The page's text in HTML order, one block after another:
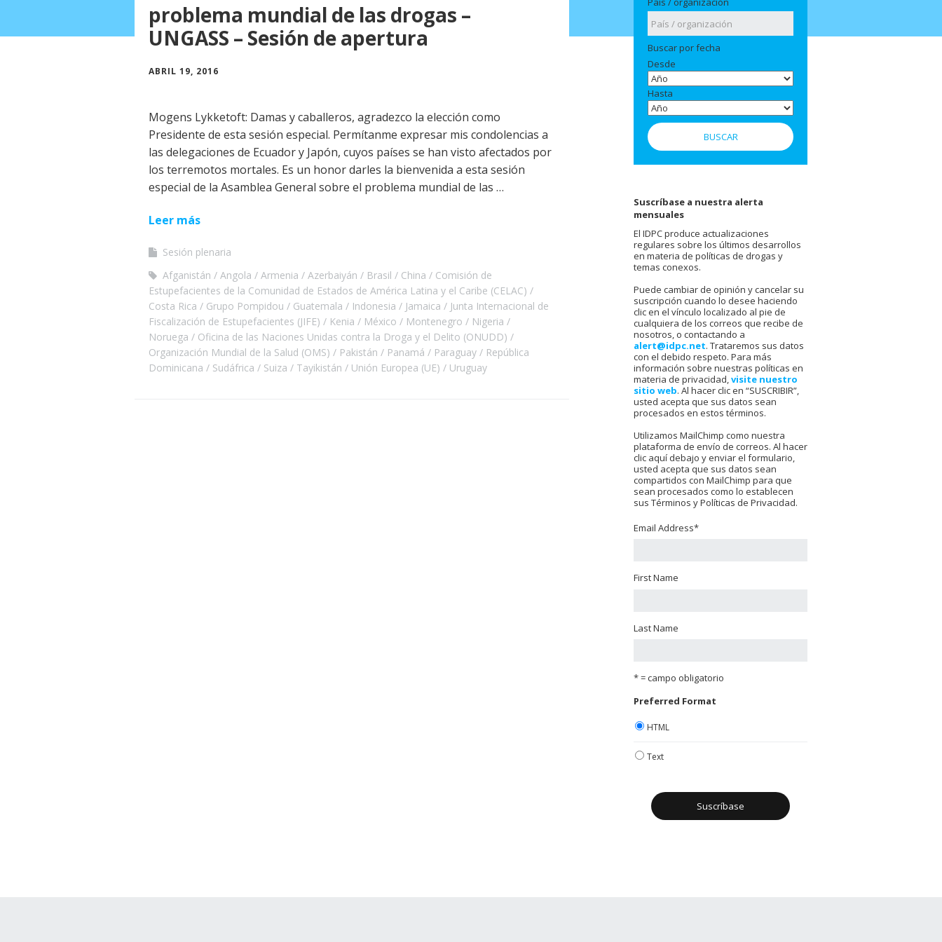
problema mundial de las drogas –
UNGASS – Sesión de apertura
ABRIL 19, 2016
Mogens Lykketoft: Damas y caballeros, agradezco la elección como
Presidente de esta sesión especial. Permítanme expresar mis condolencias a
las delegaciones de Ecuador y Japón, cuyos países se han visto afectados por
los terremotos mortales. Es un honor darles la bienvenida a esta sesión
especial de la Asamblea General sobre el problema mundial de las …
Leer más
Sesión plenaria
Afganistán
Angola Armenia Azerbaiyán Brasil China
Comisión de
Estupefacientes de la Comunidad de Estados de América Latina y el Caribe (CELAC)
Costa Rica
Grupo Pompidou Guatemala Indonesia Jamaica
Junta Internacional de
Fiscalización de Estupefacientes (JIFE)
Kenia México Montenegro
Nigeria
Noruega
Oficina de las Naciones Unidas contra la Droga y el Delito (ONUDD)
Organización Mundial de la Salud (OMS)
Pakistán Panamá Paraguay
República
Dominicana
Sudáfrica Suiza Tayikistán Unión Europea (UE) Uruguay
Buscar por fecha
Desde
Hasta
Suscríbase a nuestra alerta
mensuales
El IDPC produce actualizaciones
regulares sobre los últimos desarrollos
en materia de políticas de drogas y
temas conexos.
Puede cambiar de opinión y cancelar su
suscripción cuando lo desee haciendo
clic en el vínculo localizado al pie de
cualquiera de los correos que recibe de
nosotros, o contactando a
alert@idpc.net. Trataremos sus datos
con el debido respeto. Para más
información sobre nuestras políticas en
materia de privacidad,visite nuestro
sitio web. Al hacer clic en “SUSCRIBIR”,
usted acepta que sus datos sean
procesados en estos términos.
Utilizamos MailChimp como nuestra
plataforma de envío de correos. Al hacer
clic aquí debajo y enviar el formulario,
usted acepta que sus datos sean
compartidos con MailChimp para que
sean procesados como lo establecen
sus Términos y Políticas de Privacidad.
Email Address*
First Name
Last Name
* = campo obligatorio
Preferred Format
HTML
Text